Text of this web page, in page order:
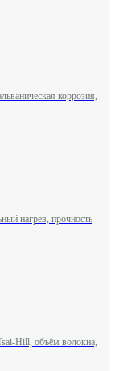
коррозия,
нагрев, прочность
Hill, объём волокна,